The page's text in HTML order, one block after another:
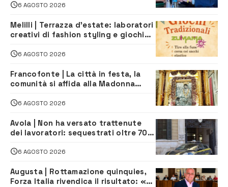
6 AGOSTO 2026
Melilli | Terrazza d’estate: laboratori
creativi di fashion styling e giochi
iscriversi
6 AGOSTO 2026
Francofonte | La città in festa, la
comunità si affida alla Madonna
6 AGOSTO 2026
Avola | Non ha versato trattenute
dei lavoratori: sequestrati oltre 700
climatizzazione
6 AGOSTO 2026
Augusta | Rottamazione quinquies,
Forza Italia rivendica il risultato: «La